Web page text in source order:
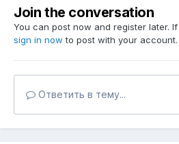
Join the conversation
You can post now and register later.
sign in now to post with your account.
Ответить в тему...